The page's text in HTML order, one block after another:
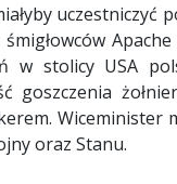
uczestniczyć
w stolicy USA
goszczenia
oraz Stanu.